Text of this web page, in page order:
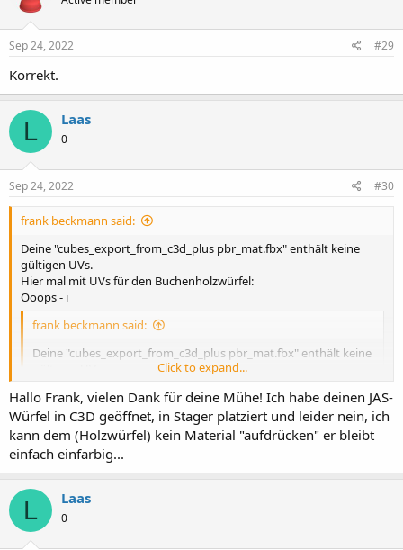
Sep 24, 2022 #29
Korrekt.
L Laas
0
Sep 24, 2022 #30
frank beckmann said:
Deine "cubes_export_from_c3d_plus pbr_mat.fbx" enthält keine
gültigen UVs.
Hier mal mit UVs für den Buchenholzwürfel:
Ooops - i
frank beckmann said:
Deine "cubes_export_from_c3d_plus pbr_mat.fbx" enthält keine
Ooops - ich kriegs nicht in das 500KB Upload-Limit gepresst.
Deshalb als ".jas" hochgeladen. Warum das bisschen Geometrie
so eine große fbx Datei erzeugt ist mir rätselhaft.
(Ich bin erst wieder heute Abend verfügbar - leider.)
Click to expand...
ch kriegs nicht in das 500KB Upload-Limit gepresst. Deshalb als
".jas" hochgeladen. Warum das bisschen Geometrie so eine große
fbx Datei erzeugt ist mir rätselhaft.
(Ich bin erst wieder heute Abend verfügbar - leider.)
Click to expand...
Hallo Frank, vielen Dank für deine Mühe! Ich habe deinen JAS-
Würfel in C3D geöffnet, in Stager platziert und leider nein, ich
kann dem (Holzwürfel) kein Material "aufdrücken" er bleibt
einfach einfarbig...
L Laas
0